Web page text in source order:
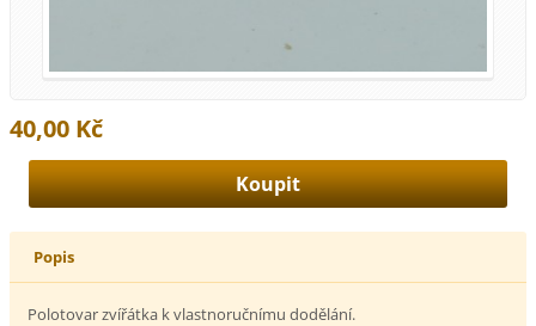
40,00 Kč
Popis
Polotovar zvířátka k vlastnoručnímu dodělání.